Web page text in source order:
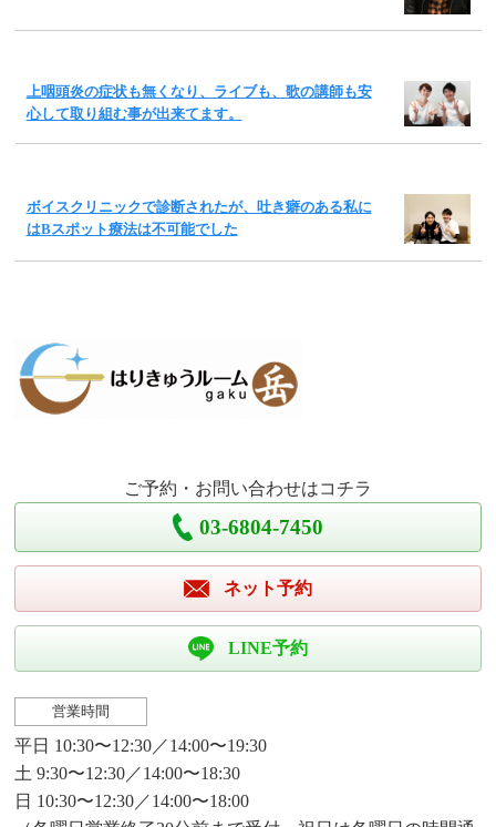
上咽頭炎の症状も無くなり、ライブも、歌の講師も安
心して取り組む事が出来てます。
ボイスクリニックで診断されたが、吐き癖のある私に
はBスポット療法は不可能でした
ご予約・お問い合わせはコチラ
03-6804-7450
ネット予約
LINE予約
営業時間
平日 10:30〜12:30／14:00〜19:30
土 9:30〜12:30／14:00〜18:30
日 10:30〜12:30／14:00〜18:00